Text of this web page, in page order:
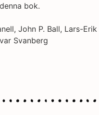
bok.
John P. Ball, Lars-Erik
Svanberg